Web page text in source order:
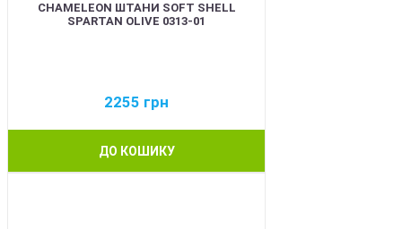
CHAMELEON ШТАНИ SOFT SHELL
SPARTAN OLIVE 0313-01
2255 грн
ДО КОШИКУ